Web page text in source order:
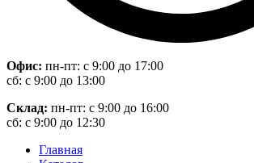
Офис: пн-пт: с 9:00 до 17:00
сб: с 9:00 до 13:00
Склад: пн-пт: с 9:00 до 16:00
сб: с 9:00 до 12:30
Главная